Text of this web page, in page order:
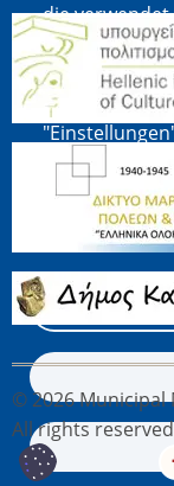
die
Werbung
Verwendung
Cookie-
Ihre
Cookie-
Bild
Bild
© 2026 Municipal
All rights